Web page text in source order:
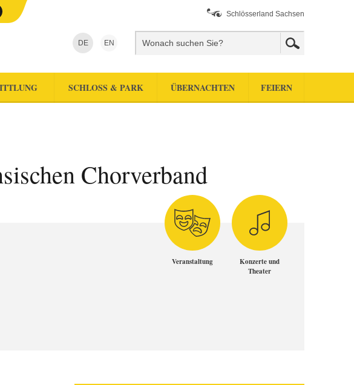
Schlösserland Sachsen
DE EN
SCHLOSS & PARK ÜBERNACHTEN FEIERN
Chorverband
Veranstaltung
Konzerte und
Theater